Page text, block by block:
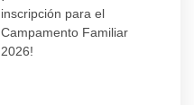
inscripción para el
Campamento Familiar
2026!